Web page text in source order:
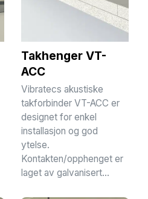
Takhenger VT-
ACC
Vibratecs akustiske
takforbinder VT-ACC er
designet for enkel
installasjon og god
ytelse.
Kontakten/opphenget er
laget av galvanisert...